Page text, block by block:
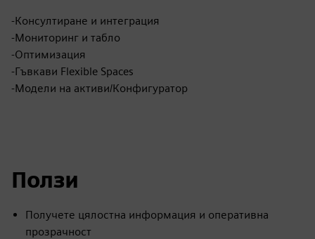
-Консултиране и интеграция
-Мониторинг и табло
-Оптимизация
-Гъвкави Flexible Spaces
-Модели на активи/Конфигуратор
Ползи
Получете цялостна информация и оперативна
прозрачност